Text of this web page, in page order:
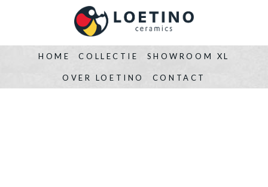
HOME COLLECTIE SHOWROOM XL
OVER LOETINO CONTACT